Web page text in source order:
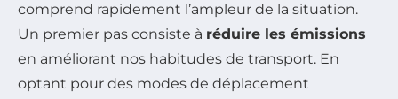
comprend rapidement l’ampleur de la situation.
Un premier pas consiste à réduire les émissions
en améliorant nos habitudes de transport. En
optant pour des modes de déplacement